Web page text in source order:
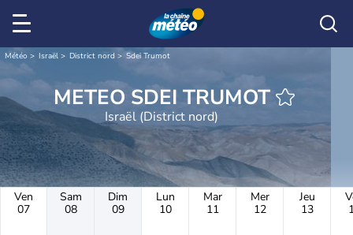
Météo Israël District nord Sdei Trumot
METEO SDEI TRUMOT
Israël (District nord)
Ven
07
Sam
08
Dim
09
Lun
10
Mar
11
Mer
12
Jeu
13